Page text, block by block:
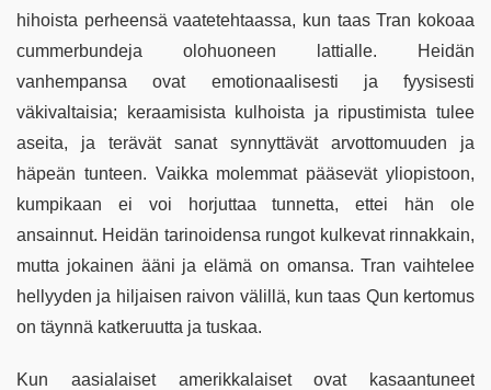
hihoista perheensä vaatetehtaassa, kun taas Tran kokoaa
cummerbundeja olohuoneen lattialle. Heidän
vanhempansa ovat emotionaalisesti ja fyysisesti
väkivaltaisia; keraamisista kulhoista ja ripustimista tulee
aseita, ja terävät sanat synnyttävät arvottomuuden ja
häpeän tunteen. Vaikka molemmat pääsevät yliopistoon,
kumpikaan ei voi horjuttaa tunnetta, ettei hän ole
ansainnut. Heidän tarinoidensa rungot kulkevat rinnakkain,
mutta jokainen ääni ja elämä on omansa. Tran vaihtelee
hellyyden ja hiljaisen raivon välillä, kun taas Qun kertomus
on täynnä katkeruutta ja tuskaa.
Kun aasialaiset amerikkalaiset ovat kasaantuneet